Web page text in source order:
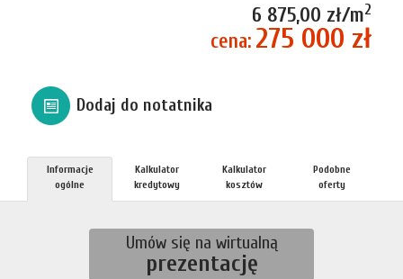
6 875,00 zł/m2
cena: 275 000 zł
Dodaj do notatnika
Informacje
ogólne
Kalkulator
kredytowy
Kalkulator
kosztów
Podobne
oferty
Umów się na wirtualną
prezentację